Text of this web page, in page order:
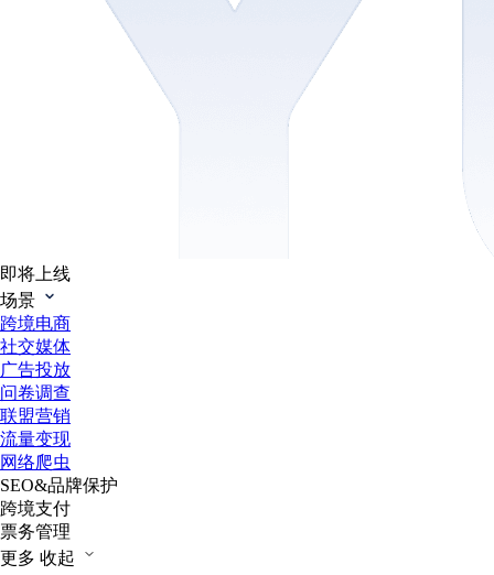
即将上线
场景
跨境电商
社交媒体
广告投放
问卷调查
联盟营销
流量变现
网络爬虫
SEO&品牌保护
跨境支付
票务管理
更多 收起